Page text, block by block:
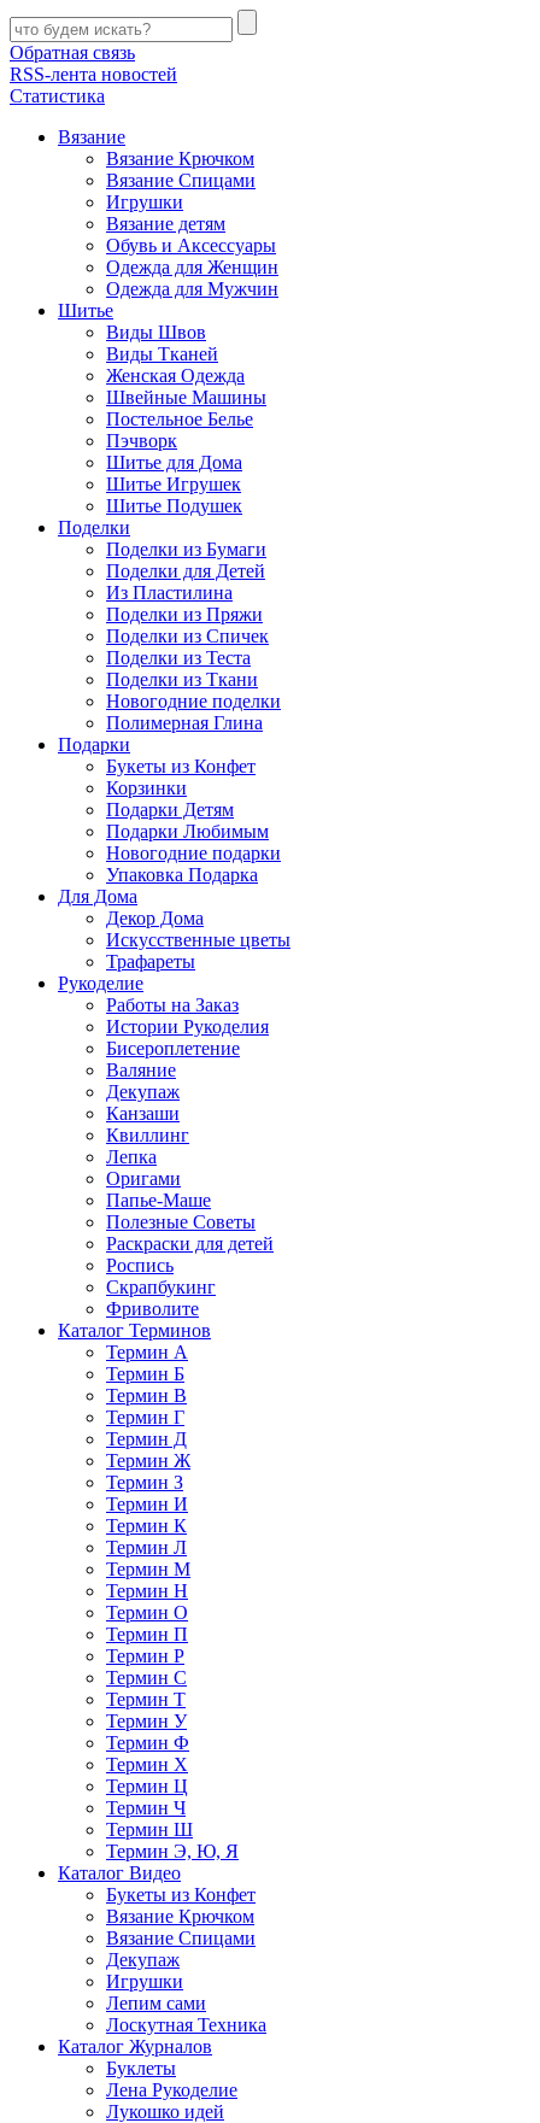
Обратная связь
RSS-лента новостей
Статистика
Вязание
Вязание Крючком
Вязание Спицами
Игрушки
Вязание детям
Обувь и Аксессуары
Одежда для Женщин
Одежда для Мужчин
Шитье
Виды Швов
Виды Тканей
Женская Одежда
Швейные Машины
Постельное Белье
Пэчворк
Шитье для Дома
Шитье Игрушек
Шитье Подушек
Поделки
Поделки из Бумаги
Поделки для Детей
Из Пластилина
Поделки из Пряжи
Поделки из Спичек
Поделки из Теста
Поделки из Ткани
Новогодние поделки
Полимерная Глина
Подарки
Букеты из Конфет
Корзинки
Подарки Детям
Подарки Любимым
Новогодние подарки
Упаковка Подарка
Для Дома
Декор Дома
Искусственные цветы
Трафареты
Рукоделие
Работы на Заказ
Истории Рукоделия
Бисероплетение
Валяние
Декупаж
Канзаши
Квиллинг
Лепка
Оригами
Папье-Маше
Полезные Советы
Раскраски для детей
Роспись
Скрапбукинг
Фриволите
Каталог Терминов
Термин А
Термин Б
Термин В
Термин Г
Термин Д
Термин Ж
Термин З
Термин И
Термин К
Термин Л
Термин М
Термин Н
Термин О
Термин П
Термин Р
Термин С
Термин Т
Термин У
Термин Ф
Термин Х
Термин Ц
Термин Ч
Термин Ш
Термин Э, Ю, Я
Каталог Видео
Букеты из Конфет
Вязание Крючком
Вязание Спицами
Декупаж
Игрушки
Лепим сами
Лоскутная Техника
Каталог Журналов
Буклеты
Лена Рукоделие
Лукошко идей